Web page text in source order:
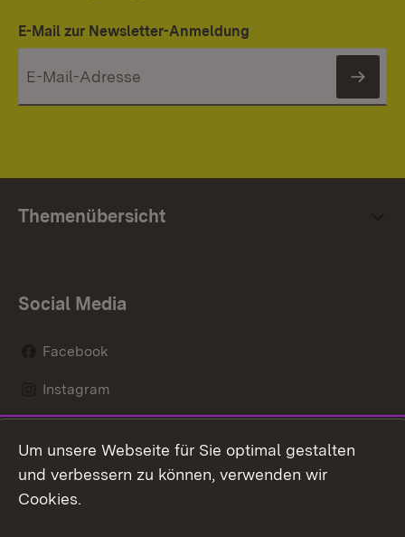
E-Mail zur Newsletter-Anmeldung
Themenübersicht
Social Media
Facebook
Instagram
Mastodon
Youtube
Um unsere Webseite für Sie optimal gestalten
und verbessern zu können, verwenden wir
Cookies.